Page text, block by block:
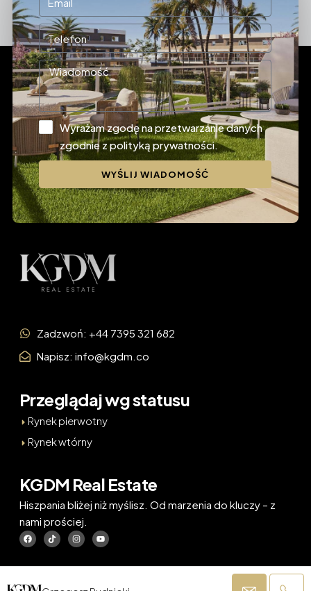
Wyrażam zgodę na przetwarzanie danych
zgodnie z polityką prywatności.
WYŚLIJ WIADOMOŚĆ
Zadzwoń: +44 7395 321 682
Napisz: info@kgdm.co
Przeglądaj wg statusu
Rynek pierwotny
Rynek wtórny
KGDM Real Estate
Hiszpania bliżej niż myślisz. Od marzenia do kluczy – z
nami prościej.
© KGDM. All Rights Reserved